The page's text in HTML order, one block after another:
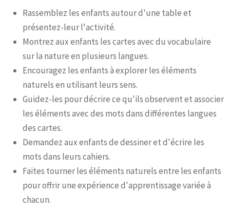
Rassemblez les enfants autour d'une table et
présentez-leur l'activité.
Montrez aux enfants les cartes avec du vocabulaire
sur la nature en plusieurs langues.
Encouragez les enfants à explorer les éléments
naturels en utilisant leurs sens.
Guidez-les pour décrire ce qu'ils observent et associer
les éléments avec des mots dans différentes langues
des cartes.
Demandez aux enfants de dessiner et d'écrire les
mots dans leurs cahiers.
Faites tourner les éléments naturels entre les enfants
pour offrir une expérience d'apprentissage variée à
chacun.